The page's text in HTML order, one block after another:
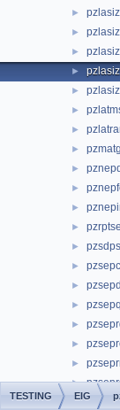
►
►
►
►
►
►
►
►
►
►
►
►
►
►
►
►
►
►
►
►
►
TESTING EIG